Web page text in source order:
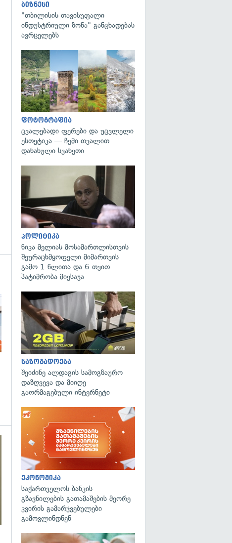
გადახედვა
ბიზნესი
"თბილისის თავისუფალი
ინდუსტრიული ზონა" განცხადებას
ავრცელებს
ფოტოგრაფია
ცვალებადი ფერები და უცვლელი
ესთეტიკა — ჩემი თვალით
დანახული სვანეთი
პოლიტიკა
ნიკა მელიას მოსამართლისთვის
შეურაცხმყოფელი მიმართვის
გამო 1 წლითა და 6 თვით
პატიმრობა მიესაჯა
საზოგადოება
შეიძინე ალდაგის სამოგზაურო
დაზღვევა და მიიღე
გაორმაგებული ინტერნეტი
ეკონომიკა
საქართველოს ბანკის
გზავნილების გათამაშების მეორე
კვირის გამარჯვებულები
გამოვლინდნენ